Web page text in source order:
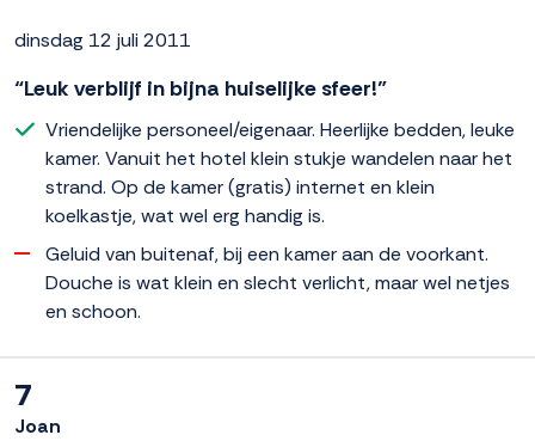
dinsdag 12 juli 2011
“Leuk verblijf in bijna huiselijke sfeer!”
Vriendelijke personeel/eigenaar. Heerlijke bedden, leuke
kamer. Vanuit het hotel klein stukje wandelen naar het
strand. Op de kamer (gratis) internet en klein
koelkastje, wat wel erg handig is.
Geluid van buitenaf, bij een kamer aan de voorkant.
Douche is wat klein en slecht verlicht, maar wel netjes
en schoon.
7
Joan